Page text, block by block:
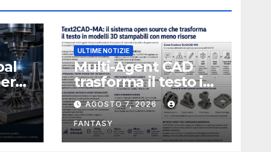
ULTIME NOTIZIE
Multi-Agent CAD
trasforma il testo in
CAD usando 116
volte meno token
AGOSTO 7, 2026
FANTASY